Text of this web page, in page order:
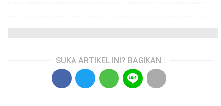
SUKA ARTIKEL INI? BAGIKAN :